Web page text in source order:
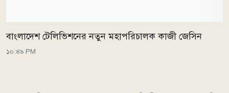
বাংলাদেশ টেলিভিশনের নতুন মহাপরিচালক কাজী জেসিন
১০:৪৯ PM